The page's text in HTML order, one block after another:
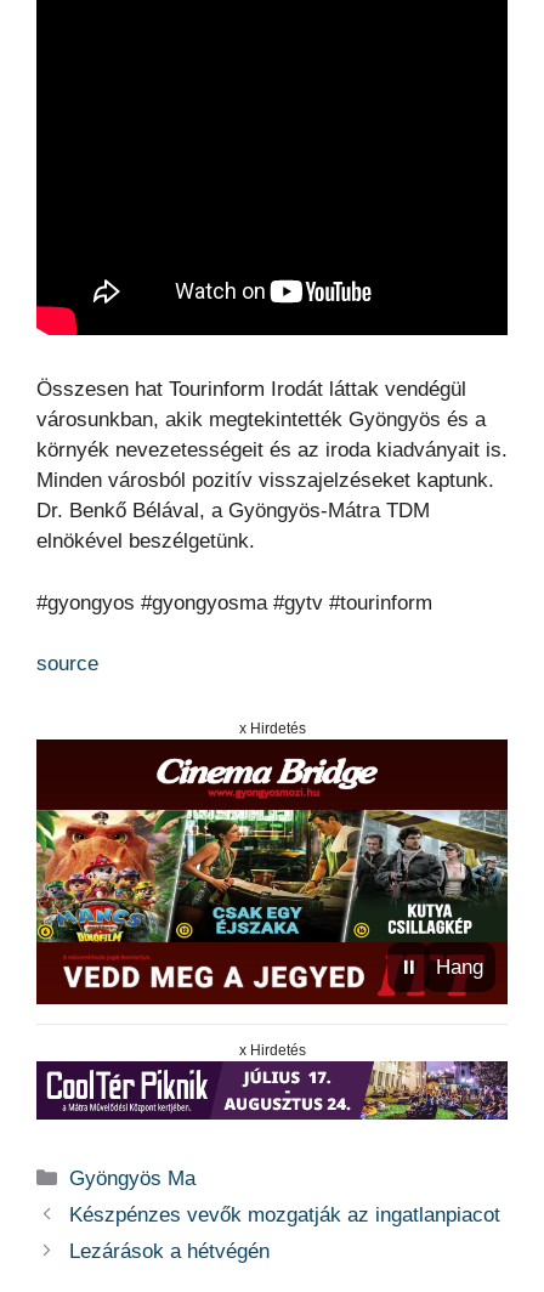
Összesen hat Tourinform Irodát láttak vendégül
városunkban, akik megtekintették Gyöngyös és a
környék nevezetességeit és az iroda kiadványait is.
Minden városból pozitív visszajelzéseket kaptunk.
Dr. Benkő Bélával, a Gyöngyös-Mátra TDM
elnökével beszélgetünk.
#gyongyos #gyongyosma #gytv #tourinform
source
x Hirdetés
⏸ Hang
x Hirdetés
Kategória
Gyöngyös Ma
Készpénzes vevők mozgatják az ingatlanpiacot
Lezárások a hétvégén